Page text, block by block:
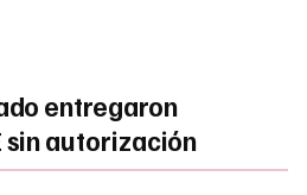
entregaron
sin autorización